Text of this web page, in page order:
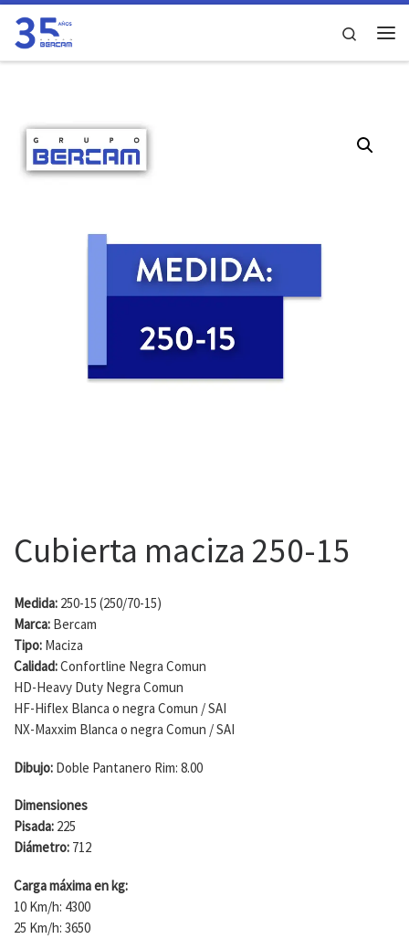
Saltar al contenido Search
Cubierta maciza 250-15
Medida: 250-15 (250/70-15)
Marca: Bercam
Tipo: Maciza
Calidad:Confortline Negra Comun
HD-Heavy Duty Negra Comun
HF-Hiflex Blanca o negra Comun / SAI
NX-Maxxim Blanca o negra Comun / SAI
Dibujo: Doble Pantanero Rim: 8.00
Dimensiones
Pisada: 225
Diámetro: 712
Carga máxima en kg:
10 Km/h: 4300
25 Km/h: 3650